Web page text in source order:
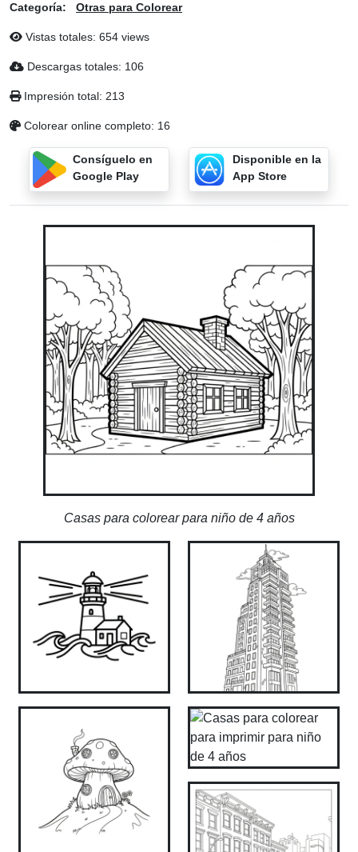
Categoría: Otras para Colorear
Vistas totales: 654 views
Descargas totales: 106
Impresión total: 213
Colorear online completo: 16
Consíguelo en
Google Play
Disponible en la
App Store
Casas para colorear para niño de 4 años